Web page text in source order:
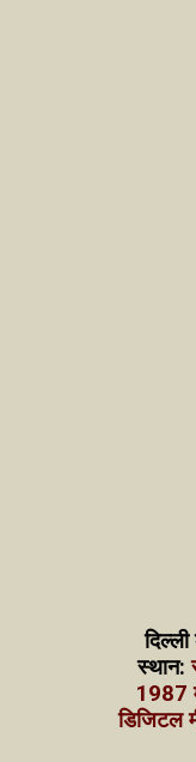
स्थान:
1987
डिजिटल